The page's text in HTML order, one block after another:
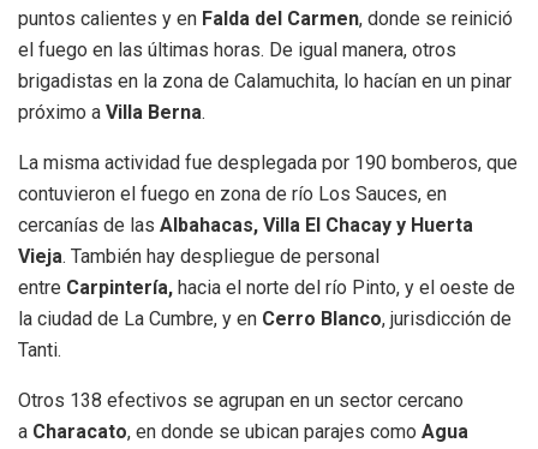
puntos calientes y en Falda del Carmen, donde se reinició
el fuego en las últimas horas. De igual manera, otros
brigadistas en la zona de Calamuchita, lo hacían en un pinar
próximo a Villa Berna.
La misma actividad fue desplegada por 190 bomberos, que
contuvieron el fuego en zona de río Los Sauces, en
cercanías de las Albahacas, Villa El Chacay y Huerta
Vieja. También hay despliegue de personal
entre Carpintería, hacia el norte del río Pinto, y el oeste de
la ciudad de La Cumbre, y en Cerro Blanco, jurisdicción de
Tanti.
Otros 138 efectivos se agrupan en un sector cercano
a Characato, en donde se ubican parajes como Agua